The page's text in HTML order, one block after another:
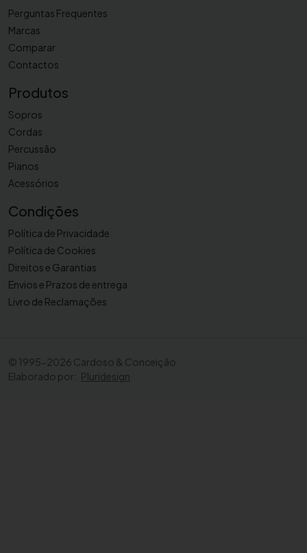
Perguntas Frequentes
Marcas
Comparar
Contactos
Produtos
Sopros
Cordas
Percussão
Pianos
Acessórios
Condições
Política de Privacidade
Política de Cookies
Direitos e Garantias
Envios e Prazos de entrega
Livro de Reclamações
© 1995-2026 Cardoso & Conceição
Elaborado por: Pluridesign